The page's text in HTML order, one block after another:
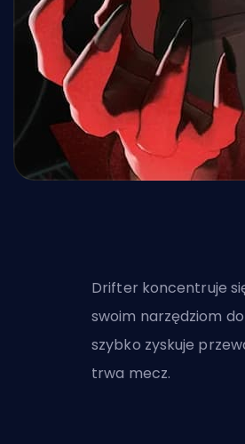
Drifter koncentruje
swoim narzędziom
szybko zyskuje
trwa mecz.